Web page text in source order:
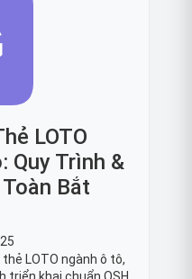
LOTO
Quy Trình &
Bắt
LOTO ngành ô tô,